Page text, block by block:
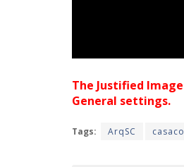
The Justified
General settings.
Tags: ArqSC